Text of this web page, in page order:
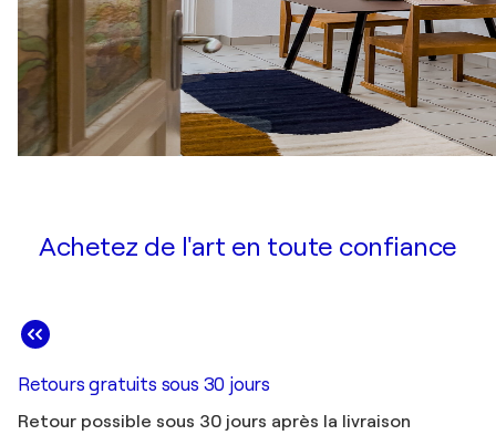
Achetez de l'art en toute confiance
Retours gratuits sous 30 jours
Retour possible sous 30 jours après la livraison